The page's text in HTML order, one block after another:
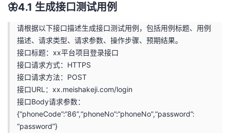
🦋4.1 生成接口测试用例
请根据以下接口描述生成接口测试用例，包括用例标题、用例
描述、请求类型、请求参数、操作步骤、预期结果。
接口标题：xx平台项目登录接口
接口请求方式：HTTPS
接口请求方法：POST
接口URL： xx.meishakeji.com/login
接口Body请求参数：
{“phoneCode”:“86”,“phoneNo”:“phoneNo”,“password”:
“password”}